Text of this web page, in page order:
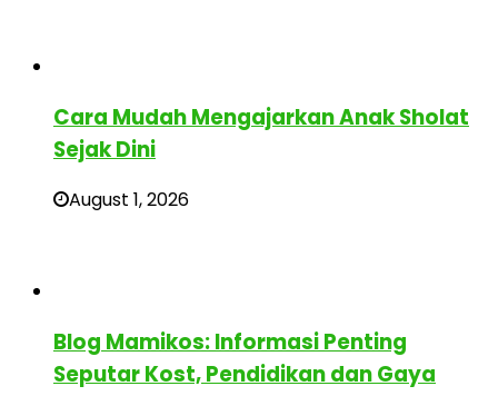
Cara Mudah Mengajarkan Anak Sholat
Sejak Dini
August 1, 2026
Blog Mamikos: Informasi Penting
Seputar Kost, Pendidikan dan Gaya